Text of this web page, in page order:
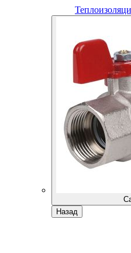
Назад